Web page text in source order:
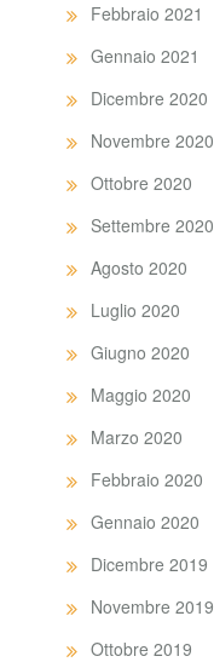
Febbraio 2021
Gennaio 2021
Dicembre 2020
Novembre 2020
Ottobre 2020
Settembre 2020
Agosto 2020
Luglio 2020
Giugno 2020
Maggio 2020
Marzo 2020
Febbraio 2020
Gennaio 2020
Dicembre 2019
Novembre 2019
Ottobre 2019